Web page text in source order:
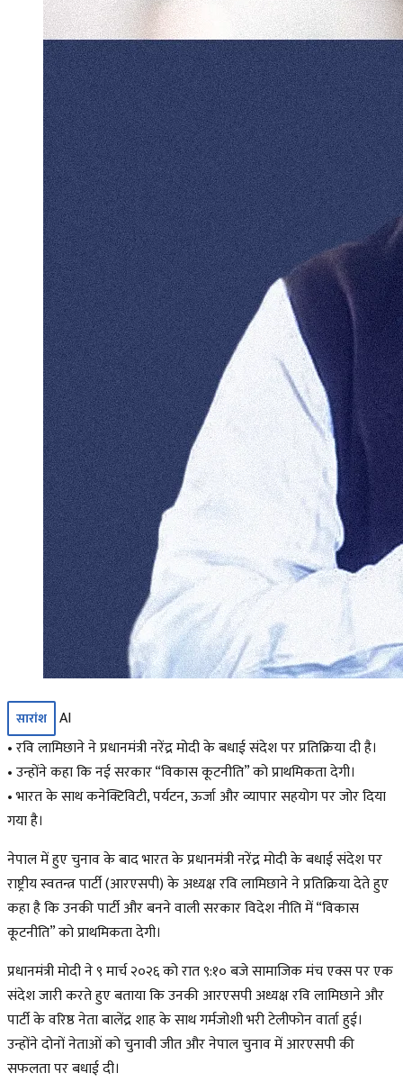
सारांश
AI
• रवि लामिछाने ने प्रधानमंत्री नरेंद्र मोदी के बधाई संदेश पर प्रतिक्रिया दी है।
• उन्होंने कहा कि नई सरकार “विकास कूटनीति” को प्राथमिकता देगी।
• भारत के साथ कनेक्टिविटी, पर्यटन, ऊर्जा और व्यापार सहयोग पर जोर दिया
गया है।
नेपाल में हुए चुनाव के बाद भारत के प्रधानमंत्री नरेंद्र मोदी के बधाई संदेश पर
राष्ट्रीय स्वतन्त्र पार्टी (आरएसपी) के अध्यक्ष रवि लामिछाने ने प्रतिक्रिया देते हुए
कहा है कि उनकी पार्टी और बनने वाली सरकार विदेश नीति में “विकास
कूटनीति” को प्राथमिकता देगी।
प्रधानमंत्री मोदी ने ९ मार्च २०२६ को रात ९:१० बजे सामाजिक मंच एक्स पर एक
संदेश जारी करते हुए बताया कि उनकी आरएसपी अध्यक्ष रवि लामिछाने और
पार्टी के वरिष्ठ नेता बालेंद्र शाह के साथ गर्मजोशी भरी टेलीफोन वार्ता हुई।
उन्होंने दोनों नेताओं को चुनावी जीत और नेपाल चुनाव में आरएसपी की
सफलता पर बधाई दी।